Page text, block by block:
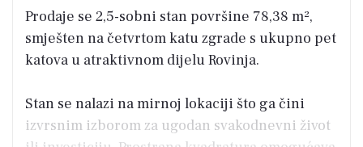
Prodaje se 2,5-sobni stan površine 78,38 m²,
smješten na četvrtom katu zgrade s ukupno pet
katova u atraktivnom dijelu Rovinja.
Stan se nalazi na mirnoj lokaciji što ga čini
izvrsnim izborom za ugodan svakodnevni život